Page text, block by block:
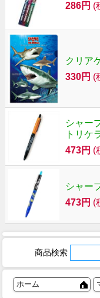
286円 (
クリア
330円 (
シャー
トリケ
473円 (
シャー
473円 (
商品検索
ホーム